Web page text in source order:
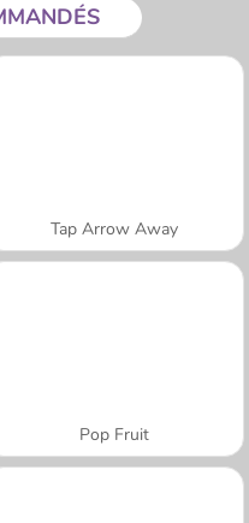
Tap Arrow Away
Pop Fruit